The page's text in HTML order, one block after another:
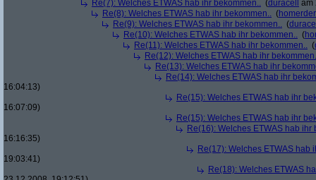
Re(7): Welches ETWAS hab ihr bekommen.. (duracell
am
Re(8): Welches ETWAS hab ihr bekommen.. (
Re(9): Welches ETWAS hab ihr bekommen.. (
Re(10): Welches ETWAS hab ihr bekommen.. (
Re(11): Welches ETWAS hab ihr bekommen.. (
Re(12): Welches ETWAS hab ihr
Re(13): Welches ETWAS hab ihr
Re(14): Welches ETWAS hab ihr
16:04:13)
Re(15): Welches ETWAS hab ihr
16:07:09)
Re(15): Welches ETWAS hab ihr
Re(16): Welches ETWAS hab ihr
16:16:35)
Re(17): Welches ETWAS hab
19:03:41)
Re(18): Welches ETWAS